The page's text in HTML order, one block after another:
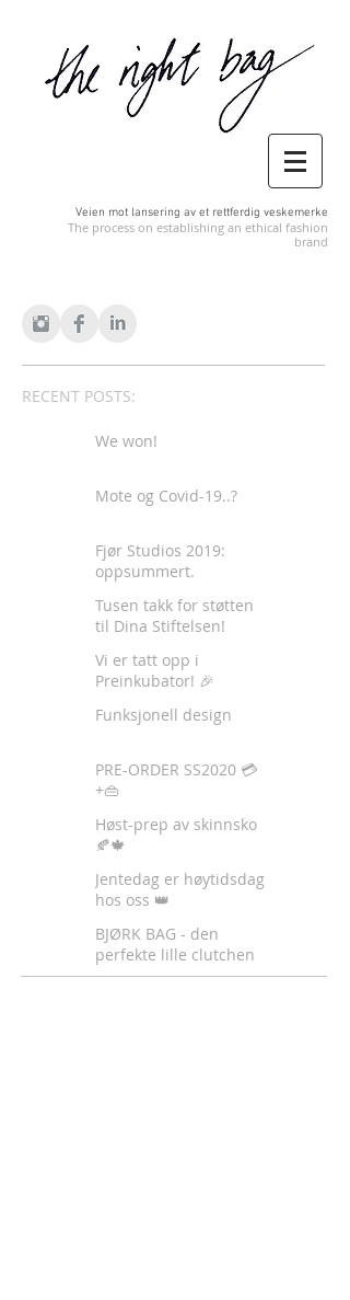
Veien mot lansering av et rettferdig veskemerke
The process on establishing an ethical fashion
brand
RECENT POSTS:
We won!
Mote og Covid-19..?
Fjør Studios 2019:
oppsummert.
Tusen takk for støtten
til Dina Stiftelsen!
Vi er tatt opp i
Preinkubator! 🎉
Funksjonell design
PRE-ORDER SS2020 💳
+👜
Høst-prep av skinnsko
🍂🍁
Jentedag er høytidsdag
hos oss 👑
BJØRK BAG - den
perfekte lille clutchen
✈️